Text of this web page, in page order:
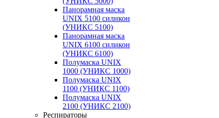
Панорамная маска
UNIX 5100 силикон
(УНИКС 5100)
Панорамная маска
UNIX 6100 силикон
(УНИКС 6100)
Полумаска UNIX
1000 (УНИКС 1000)
Полумаска UNIX
1100 (УНИКС 1100)
Полумаска UNIX
2100 (УНИКС 2100)
Респираторы